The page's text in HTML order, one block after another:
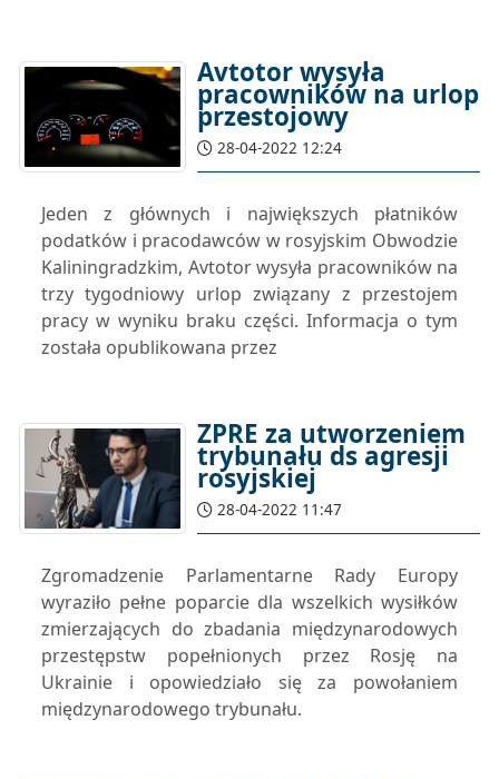
Avtotor wysyła
pracowników na urlop
przestojowy
28-04-2022 12:24
Jeden z głównych i największych płatników
podatków i pracodawców w rosyjskim Obwodzie
Kaliningradzkim, Avtotor wysyła pracowników na
trzy tygodniowy urlop związany z przestojem
pracy w wyniku braku części. Informacja o tym
została opublikowana przez
ZPRE za utworzeniem
trybunału ds agresji
rosyjskiej
28-04-2022 11:47
Zgromadzenie Parlamentarne Rady Europy
wyraziło pełne poparcie dla wszelkich wysiłków
zmierzających do zbadania międzynarodowych
przestępstw popełnionych przez Rosję na
Ukrainie i opowiedziało się za powołaniem
międzynarodowego trybunału.